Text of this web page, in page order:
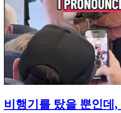
비행기를 탔을 뿐인데